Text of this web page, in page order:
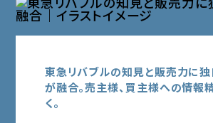
東急リバブルの知見と販売力に独
が融合。売主様、買主様への情報
く。